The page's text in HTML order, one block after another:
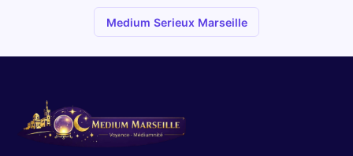
Medium Serieux Marseille